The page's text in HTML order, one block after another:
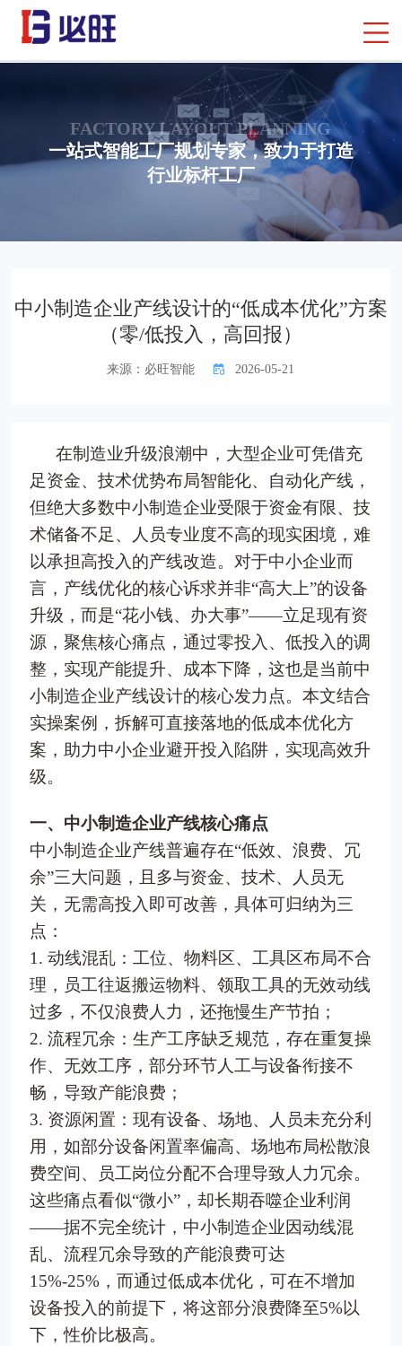
FACTORY LAYOUT PLANNING
一站式智能工厂规划专家，致力于打造
行业标杆工厂
中小制造企业产线设计的“低成本优化”方案
（零/低投入，高回报）
来源：必旺智能 2026-05-21
在制造业升级浪潮中，大型企业可凭借充
足资金、技术优势布局智能化、自动化产线，
但绝大多数中小制造企业受限于资金有限、技
术储备不足、人员专业度不高的现实困境，难
以承担高投入的产线改造。对于中小企业而
言，产线优化的核心诉求并非“高大上”的设备
升级，而是“花小钱、办大事”——立足现有资
源，聚焦核心痛点，通过零投入、低投入的调
整，实现产能提升、成本下降，这也是当前中
小制造企业产线设计的核心发力点。本文结合
实操案例，拆解可直接落地的低成本优化方
案，助力中小企业避开投入陷阱，实现高效升
级。
一、中小制造企业产线核心痛点
中小制造企业产线普遍存在“低效、浪费、冗
余”三大问题，且多与资金、技术、人员无
关，无需高投入即可改善，具体可归纳为三
点：
1. 动线混乱：工位、物料区、工具区布局不合
理，员工往返搬运物料、领取工具的无效动线
过多，不仅浪费人力，还拖慢生产节拍；
2. 流程冗余：生产工序缺乏规范，存在重复操
作、无效工序，部分环节人工与设备衔接不
畅，导致产能浪费；
3. 资源闲置：现有设备、场地、人员未充分利
用，如部分设备闲置率偏高、场地布局松散浪
费空间、员工岗位分配不合理导致人力冗余。
这些痛点看似“微小”，却长期吞噬企业利润
——据不完全统计，中小制造企业因动线混
乱、流程冗余导致的产能浪费可达
15%-25%，而通过低成本优化，可在不增加
设备投入的前提下，将这部分浪费降至5%以
下，性价比极高。